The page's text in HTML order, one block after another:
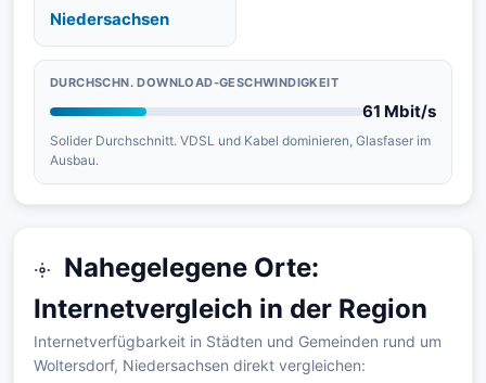
Niedersachsen
DURCHSCHN. DOWNLOAD-GESCHWINDIGKEIT
61 Mbit/s
Solider Durchschnitt. VDSL und Kabel dominieren, Glasfaser im
Ausbau.
Nahegelegene Orte:
Internetvergleich in der Region
Internetverfügbarkeit in Städten und Gemeinden rund um
Woltersdorf, Niedersachsen direkt vergleichen: